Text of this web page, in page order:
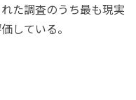
た調査のうち最も現実
している。